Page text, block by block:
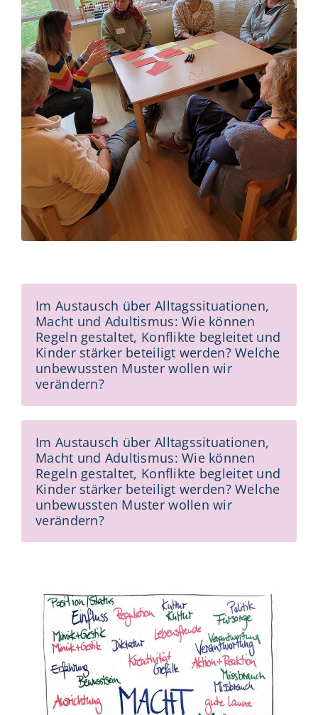
Im Austausch über Alltagssituationen,
Macht und Adultismus: Wie können
Regeln gestaltet, Konflikte begleitet und
Kinder stärker beteiligt werden? Welche
unbewussten Muster wollen wir
verändern?
Im Austausch über Alltagssituationen,
Macht und Adultismus: Wie können
Regeln gestaltet, Konflikte begleitet und
Kinder stärker beteiligt werden? Welche
unbewussten Muster wollen wir
verändern?